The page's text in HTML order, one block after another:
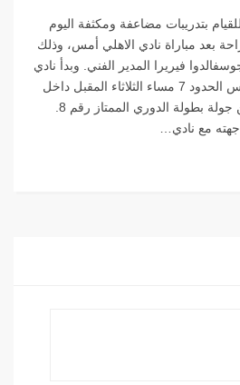
بتدريبات مضاعفة ومكثفة اليوم
فترة راحة بعد مباراة نادي الاهلي أمس، وذلك
فيريرا المدير الفني. وبدأ نادي
الزمالك بتدريباته للقاء حرس الحدود 7 مساء الثلاثاء المقبل داخل
مع نادي…